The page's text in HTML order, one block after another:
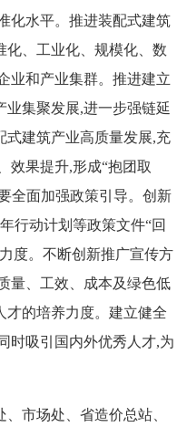
化水平。推进装配式建筑
化、工业化、规模化、数
业和产业集群。推进建立
业集聚发展,进一步强链延
式建筑产业高质量发展,充
效果提升,形成“抱团取
全面加强政策引导。创新
行动计划等政策文件“回
度。不断创新推广宣传方
量、工效、成本及绿色低
才的培养力度。建立健全
时吸引国内外优秀人才,为
市场处、省造价总站、